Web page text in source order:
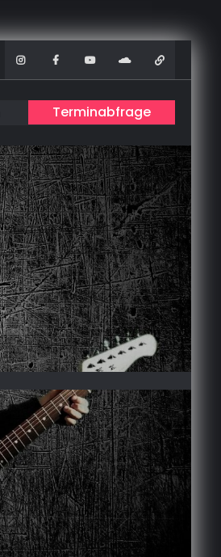
InstagramFacebook
YoutubeSoundcloud
Terminabfrage